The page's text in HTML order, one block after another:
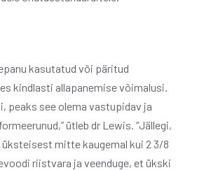
kasutatud või päritud
kindlasti allapanemise võimalusi.
peaks see olema vastupidav ja
ütleb dr Lewis. “Jällegi,
mitte kaugemal kui 2 3/8
riistvara ja veenduge, et ükski